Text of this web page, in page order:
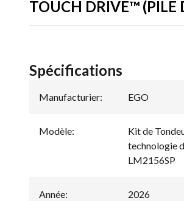
TOUCH DRIVE™ (PILE
Spécifications
Manufacturier: EGO
Modèle:
Kit de
technologie
LM2156SP
Année: 2026